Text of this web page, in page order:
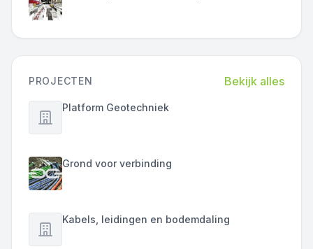
PROJECTEN Bekijk alles
Platform Geotechniek
Grond voor verbinding
Kabels, leidingen en bodemdaling